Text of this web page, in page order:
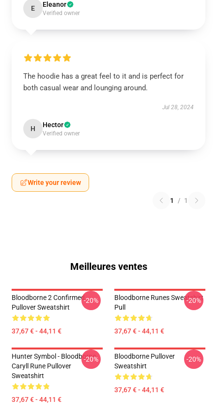
E Eleanor
Verified owner
The hoodie has a great feel to it and is perfect for
both casual wear and lounging around.
Jul 28, 2024
H Hector
Verified owner
Write your review
1 / 1
Meilleures ventes
Bloodborne 2 Confirmed
Pullover Sweatshirt
37,67 € - 44,11 €
-20%
Bloodborne Runes Sweatshirt
Pull
37,67 € - 44,11 €
-20%
Hunter Symbol - Bloodborne
Caryll Rune Pullover
Sweatshirt
37,67 € - 44,11 €
-20%
Bloodborne Pullover
Sweatshirt
37,67 € - 44,11 €
-20%